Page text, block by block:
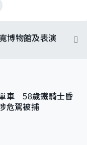
博物館及表演
車 58歲鐵騎士昏
危駕被捕